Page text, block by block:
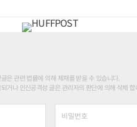
은 관련 법률에 의해 제재를 받을 수 있습니다.
거나 인신공격성 글은 관리자의 판단에 의해 삭제 합